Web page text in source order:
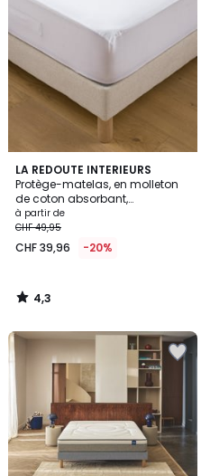
LA REDOUTE INTERIEURS
Protège-matelas, en molleton
de coton absorbant,
imperméable, hauteur maxi 30
cm
à partir de
CHF 49,95
CHF 39,96 -20%
4,3
/ 5
4,3
/